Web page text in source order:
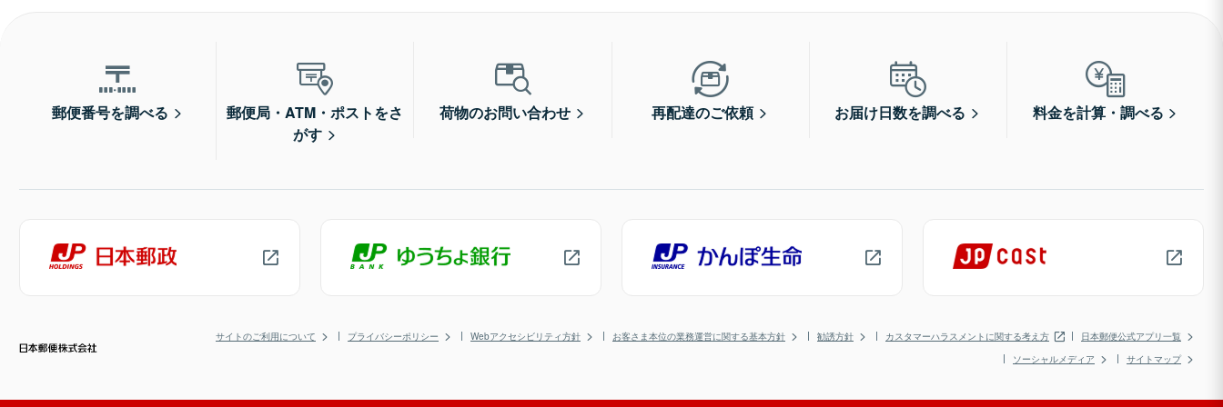
郵便番号を調べる
郵便局・ATM・ポストをさ
がす
荷物のお問い合わせ 再配達のご依頼 お届け日数を調べる 料金を計算・調べる
サイトのご利用について プライバシーポリシー Webアクセシビリティ方針 お客さま本位の業務運営に関する基本方針 勧誘方針 カスタマーハラスメントに関する考え方
日本郵便公式アプリ一覧
ソーシャルメディア
サイトマップ